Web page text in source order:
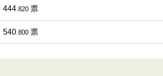
444.820 票
540.800 票